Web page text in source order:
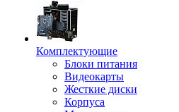
Комплектующие
Блоки питания
Видеокарты
Жесткие диски
Корпуса